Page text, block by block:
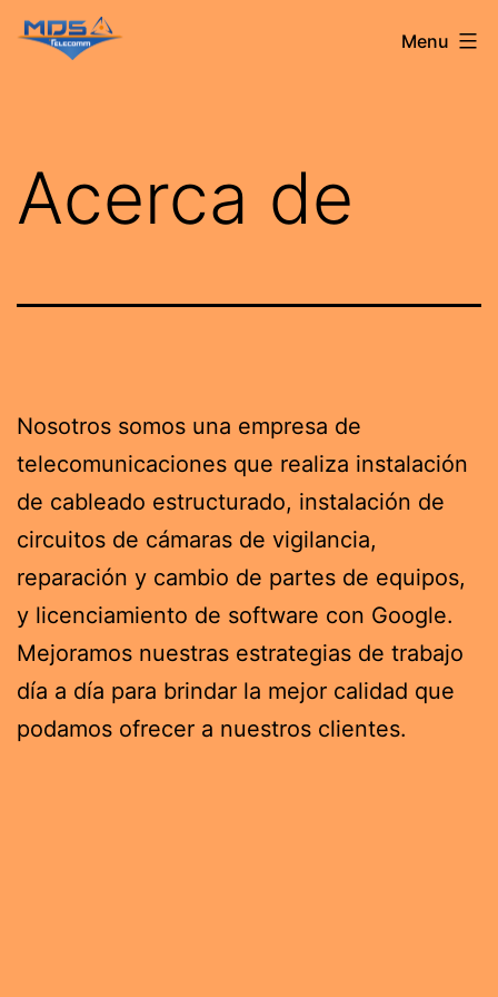
Skip
MDS
Menu
Acerca de
Nosotros somos una empresa de
telecomunicaciones que realiza instalación
de cableado estructurado, instalación de
circuitos de cámaras de vigilancia,
reparación y cambio de partes de equipos,
y licenciamiento de software con Google.
Mejoramos nuestras estrategias de trabajo
día a día para brindar la mejor calidad que
podamos ofrecer a nuestros clientes.